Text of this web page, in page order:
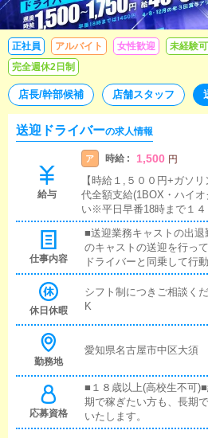
正社員 アルバイト 女性歓迎 未経験可
完全週休2日制
店長/幹部候補 店舗スタッフ
送迎ドライバーの求人情報
給与
ア 時給 : 1,500 円
【時給１,５００円+ガソ
代全額支給(1BOX・ハイ
い※平日早番18時まで１
中には４０万円以上も!!※
消費税が引かれます。
仕事内容
■送迎業務キャストの出
のキャストの送迎を行っ
ドライバーと同乗して行
ただきますので、未経験
お客様と対面で接客をお
清掃業務送迎業務の空き
休日休暇
シフト制につきご相談く
K
勤務地
愛知県名古屋市中区大須
応募資格
■１８歳以上(高校生不可
期で稼ぎたい方も、長期
いたします。